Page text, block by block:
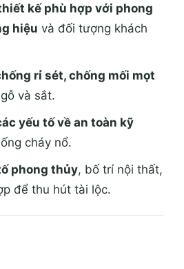
kế phù hợp với phong
hiệu và đối tượng khách
rỉ sét, chống mối mọt
và sắt.
yếu tố về an toàn kỹ
cháy nổ.
phong thủy, bố trí nội thất,
để thu hút tài lộc.